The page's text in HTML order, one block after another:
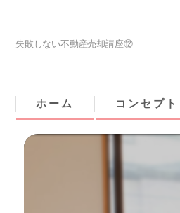
失敗しない不動産売却講座⑫
ホーム コンセプト